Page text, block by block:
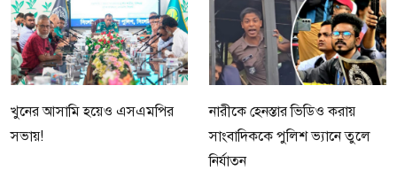
খুনের আসামি হয়েও এসএমপির
সভায়!
নারীকে হেনস্তার ভিডিও করায়
সাংবাদিককে পুলিশ ভ্যানে তুলে
নির্যাতন